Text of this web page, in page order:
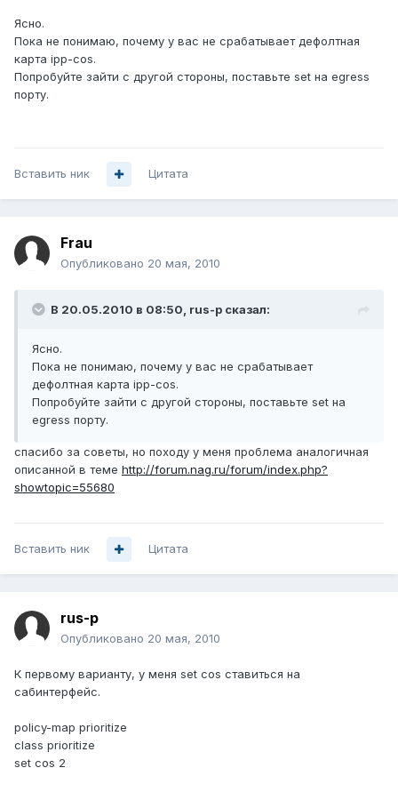
Ясно.
Пока не понимаю, почему у вас не срабатывает дефолтная
карта ipp-cos.
Попробуйте зайти с другой стороны, поставьте set на egress
порту.
Вставить ник Цитата
Frau
Опубликовано 20 мая, 2010
В 20.05.2010 в 08:50, rus-p сказал:
Ясно.
Пока не понимаю, почему у вас не срабатывает
дефолтная карта ipp-cos.
Попробуйте зайти с другой стороны, поставьте set на
egress порту.
спасибо за советы, но походу у меня проблема аналогичная
описанной в теме http://forum.nag.ru/forum/index.php?
showtopic=55680
Вставить ник Цитата
rus-p
Опубликовано 20 мая, 2010
К первому варианту, у меня set cos ставиться на
сабинтерфейс.
policy-map prioritize
class prioritize
set cos 2